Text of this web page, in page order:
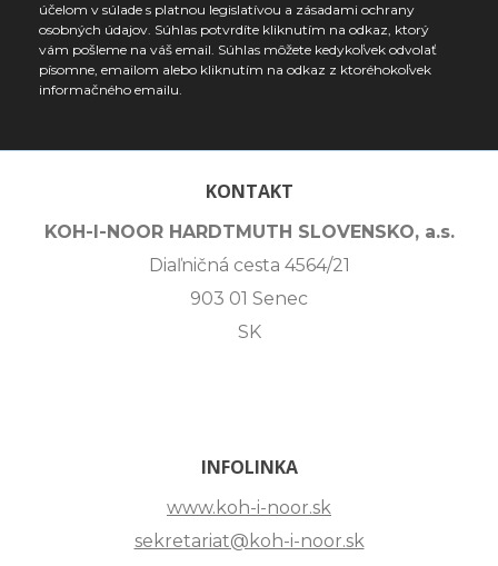
účelom v súlade s platnou legislatívou a zásadami ochrany
osobných údajov. Súhlas potvrdíte kliknutím na odkaz, ktorý
vám pošleme na váš email. Súhlas môžete kedykoľvek odvolať
písomne, emailom alebo kliknutím na odkaz z ktoréhokoľvek
informačného emailu.
KONTAKT
KOH-I-NOOR HARDTMUTH SLOVENSKO, a.s.
Diaľničná cesta 4564/21
903 01 Senec
SK
INFOLINKA
www.koh-i-noor.sk
sekretariat@koh-i-noor.sk